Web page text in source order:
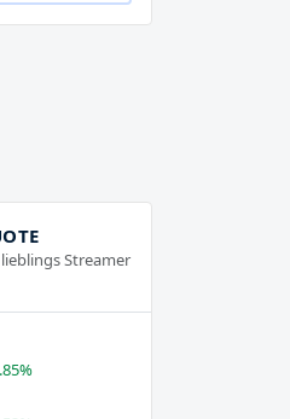
Streamer